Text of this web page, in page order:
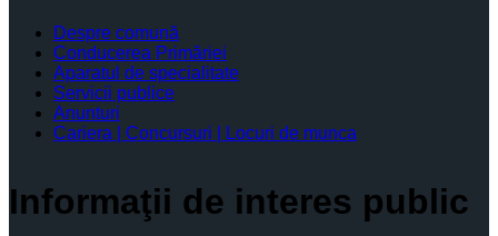
Despre comună
Conducerea Primăriei
Aparatul de specialitate
Servicii publice
Anunturi
Cariera | Concursuri | Locuri de munca
Informaţii de interes public